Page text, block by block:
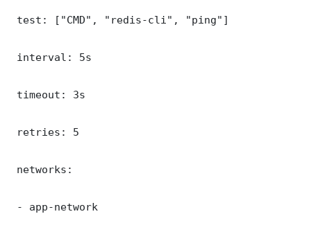
test: ["CMD", "redis-cli", "ping"]
interval: 5s
timeout: 3s
retries: 5
networks:
- app-network